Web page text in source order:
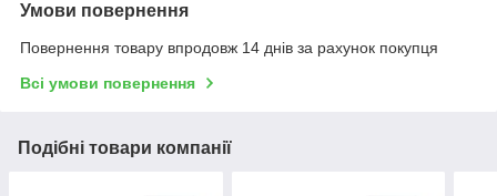
Умови повернення
Повернення товару впродовж 14 днів за рахунок покупця
Всі умови повернення
Подібні товари компанії